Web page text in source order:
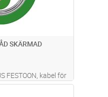
SKÄRMAD
FESTOON, kabel för
2-tråd, sk ärmad,